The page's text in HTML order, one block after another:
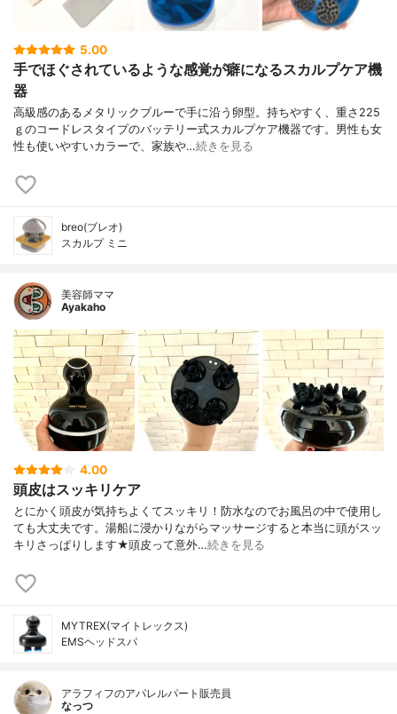
5.00
手でほぐされているような感覚が癖になるスカルプケア機
器
高級感のあるメタリックブルーで手に沿う卵型。持ちやすく、重さ225
ｇのコードレスタイプのバッテリー式スカルプケア機器です。男性も女
性も使いやすいカラーで、家族や…続きを見る
breo(ブレオ)
スカルプ ミニ
美容師ママ
Ayakaho
4.00
頭皮はスッキリケア
とにかく頭皮が気持ちよくてスッキリ！防水なのでお風呂の中で使用し
ても大丈夫です。湯船に浸かりながらマッサージすると本当に頭がスッ
キリさっぱりします★頭皮って意外…続きを見る
MYTREX(マイトレックス)
EMSヘッドスパ
アラフィフのアパレルパート販売員
なっつ